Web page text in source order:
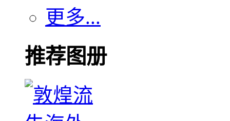
更多...
推荐图册